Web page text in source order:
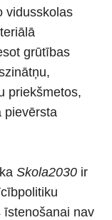
vidusskolas
grūtības
priekšmetos,
pievērsta
Skola2030 ir
īstenošanai nav